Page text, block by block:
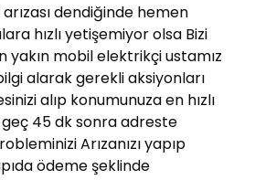
dendiğinde hemen
hızlı yetişemiyor olsa Bizi
yakın mobil elektrikçi ustamız
alarak gerekli aksiyonları
alıp konumunuza en hızlı
45 dk sonra adreste
Arızanızı yapıp
ödeme şeklinde